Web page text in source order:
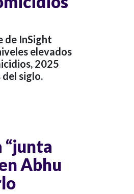
de InSight
elevados
2025
siglo.
“junta
Abhu